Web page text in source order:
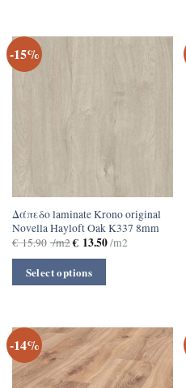
-15%
Δάπεδο laminate Krono original
Novella Hayloft Oak K337 8mm
€15.90 /m2€13.50/m2
Select options
-14%